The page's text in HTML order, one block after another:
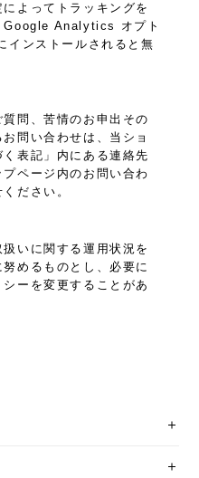
よってトラッキングを
Google Analytics オプト
インストールされると無
問、苦情のお申出その
問い合わせは、当ショ
表記」内にある連絡先
ページ内のお問い合わ
ださい。
いに関する運用状況を
めるものとし、必要に
ーを変更することがあ